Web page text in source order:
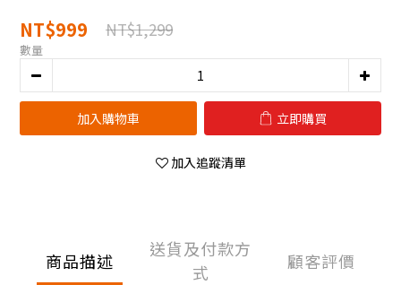
NT$999 NT$1,299
數量
加入購物車 立即購買
加入追蹤清單
商品描述
送貨及付款方
式
顧客評價